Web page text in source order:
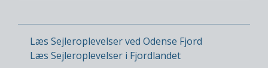
Læs Sejleroplevelser ved Odense Fjord
Læs Sejleroplevelser i Fjordlandet